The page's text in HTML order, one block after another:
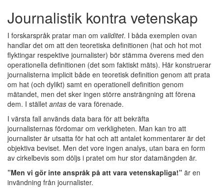
Journalistik kontra vetenskap
I forskarspråk pratar man om validitet. I båda exemplen ovan
handlar det om att den teoretiska definitionen (hat och hot mot
flyktingar respektive journalister) bör stämma överens med den
operationella definitionen (det som faktiskt mäts). Här konstruerar
journalisterna implicit både en teoretisk definition genom att prata
om hat (och dylikt) samt en operationell definition genom
mätandet, men det sker ingen större ansträngning att förena
dem. I stället antas de vara förenade.
I värsta fall används data bara för att bekräfta
journalisternas fördomar om verkligheten. Man kan tro att
journalister är utsatta för hat och att antalet kommentarer är det
objektiva beviset. Men det vore ingen analys, utan bara en form
av cirkelbevis som döljs i pratet om hur stor datamängden är.
”Men vi gör inte anspråk på att vara vetenskapliga!” är en
invändning från journalister.